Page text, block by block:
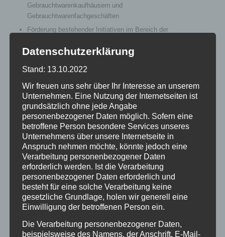
Gebrauchtwarenkaufhäusern und
Gebrauchtwarenfachgeschäften
Förderung bestehender Initiativen im Bereich der
durch Koordination von Sammel- und Verkaufsaktivitäten)
Unterstützung netzwerkbasierter Kooperationsstrukturen und
Entwicklung von Qualitätsstandards oder Gütesiegeln sowie
einer Dachmarke für gebrauchte Produkte
Ausbau bestehender und Schaffung neuer Kaufhäuser für
Gebrauchtwaren und Entwicklung eines Geschäftsmodells für
ein Warenhaus der Zukunft
Öffentlichkeitsarbeit zur Aufklärung und Sensibilisierung für
Wiederverwendung von Gebrauchtwaren
Beratung von Verbrauchern zu einer ressourcensparenden
Inanspruchnahme sowie einem ressourcensparenden Konsum
von elektr(on)ischen Produkten, Kleidung, Möbeln und Dingen
des Alltags mittels persönlicher Gespräche, der Unterhaltung
Publikationen sowie anderer Kommunikationsmaßnahmen
Datenschutzerklärung
Stand: 13.10.2022
Wir freuen uns sehr über Ihr Interesse an unserem
Unternehmen. Eine Nutzung der Internetseiten ist
grundsätzlich ohne jede Angabe
personenbezogener Daten möglich. Sofern eine
betroffene Person besondere Services unseres
Unternehmens über unsere Internetseite in
Anspruch nehmen möchte, könnte jedoch eine
Verarbeitung personenbezogener Daten
erforderlich werden. Ist die Verarbeitung
personenbezogener Daten erforderlich und
besteht für eine solche Verarbeitung keine
gesetzliche Grundlage, holen wir generell eine
Einwilligung der betroffenen Person ein.
Die Verarbeitung personenbezogener Daten,
beispielsweise des Namens, der Anschrift, E-Mail-